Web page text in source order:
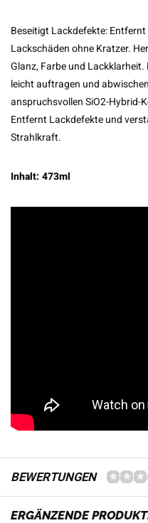
Beseitigt Lackdefekte:
Lackschäden ohne Kratzer.
Glanz, Farbe und
leicht auftragen und
anspruchsvollen SiO2-Hybrid-
Entfernt Lackdefekte und
Strahlkraft.
Inhalt: 473ml
BEWERTUNGEN
ERGÄNZENDE